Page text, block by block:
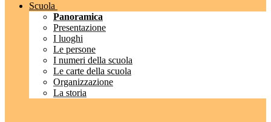
Scuola
Panoramica
Presentazione
I luoghi
Le persone
I numeri della scuola
Le carte della scuola
Organizzazione
La storia